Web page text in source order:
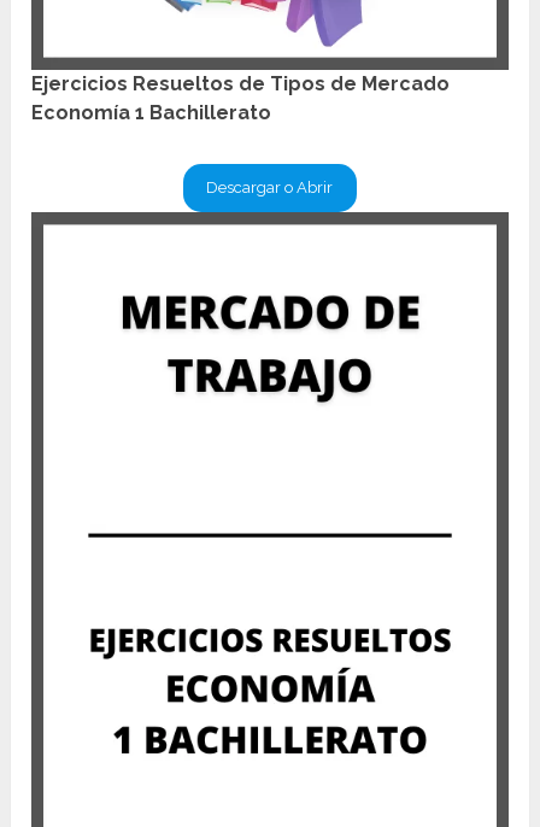
Ejercicios Resueltos de Tipos de Mercado
Economía 1 Bachillerato
Descargar o Abrir